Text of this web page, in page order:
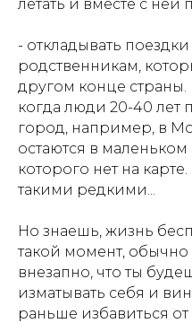
летать и вместе с ней
- откладывать
родственникам,
другом конце страны.
когда люди 20-40 лет
город, например, в
остаются в
которого нет на
такими редкими...
Но знаешь, жизнь
такой момент, обычно
внезапно, что ты
изматывать себя и
раньше избавиться